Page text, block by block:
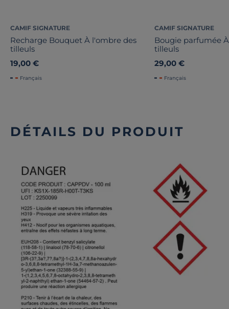
CAMIF SIGNATURE
Recharge Bouquet À l'ombre des
tilleuls
19,00 €
Français
CAMIF SIGNATURE
Bougie parfumée
tilleuls
29,00 €
Français
DÉTAILS DU PRODUIT